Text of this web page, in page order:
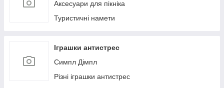
Наклейки, стікери, закладки
Кольоровий папір, картон, клей
Циркулі, лінійки, трафарети
Художні аксесуари та інструменти
Аксесуари для пікніка
Туристичні намети
Іграшки антистрес
Симпл Дімпл
Різні іграшки антистрес